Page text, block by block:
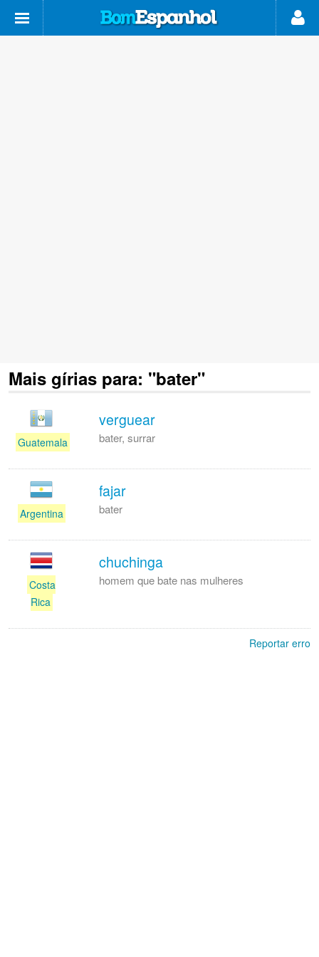
Mais gírias para: "bater"
Guatemala
verguear
bater, surrar
Argentina
fajar
bater
Costa
Rica
chuchinga
homem que bate nas mulheres
Reportar erro